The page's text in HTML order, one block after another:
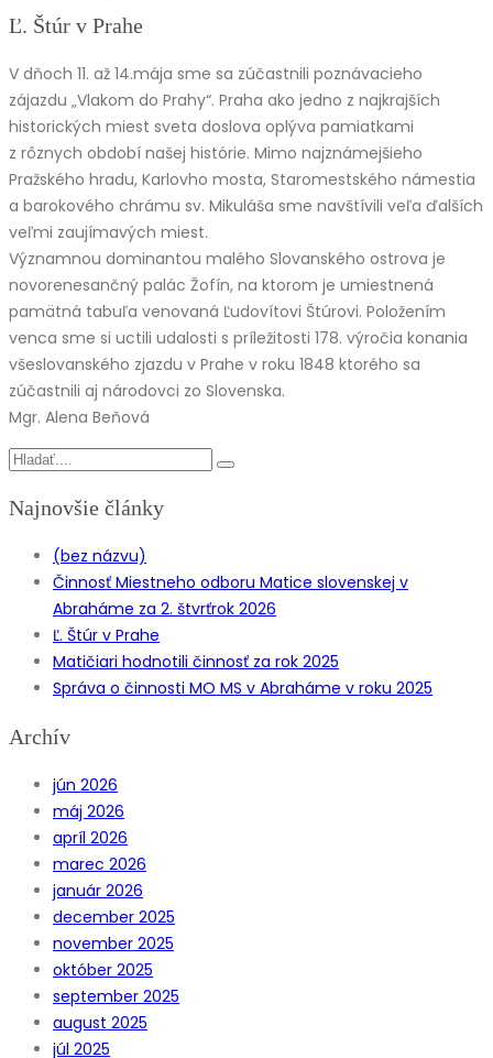
Ľ. Štúr v Prahe
V dňoch 11. až 14.mája sme sa zúčastnili poznávacieho
zájazdu „Vlakom do Prahy“. Praha ako jedno z najkrajších
historických miest sveta doslova oplýva pamiatkami
z rôznych období našej histórie. Mimo najznámejšieho
Pražského hradu, Karlovho mosta, Staromestského námestia
a barokového chrámu sv. Mikuláša sme navštívili veľa ďalších
veľmi zaujímavých miest.
Významnou dominantou malého Slovanského ostrova je
novorenesančný palác Žofín, na ktorom je umiestnená
pamätná tabuľa venovaná Ľudovítovi Štúrovi. Položením
venca sme si uctili udalosti s príležitosti 178. výročia konania
všeslovanského zjazdu v Prahe v roku 1848 ktorého sa
zúčastnili aj národovci zo Slovenska.
Mgr. Alena Beňová
Najnovšie články
(bez názvu)
Činnosť Miestneho odboru Matice slovenskej v
Abraháme za 2. štvrťrok 2026
Ľ. Štúr v Prahe
Matičiari hodnotili činnosť za rok 2025
Správa o činnosti MO MS v Abraháme v roku 2025
Archív
jún 2026
máj 2026
apríl 2026
marec 2026
január 2026
december 2025
november 2025
október 2025
september 2025
august 2025
júl 2025